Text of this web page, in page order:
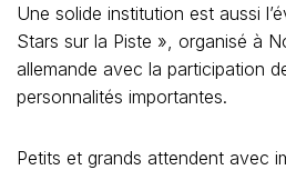
Une solide institution est aussi
Stars sur la Piste », organisé à
allemande avec la participation
personnalités importantes.
Petits et grands attendent avec